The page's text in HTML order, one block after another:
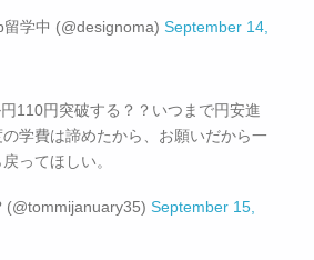
学中 (@designoma) September 14,
110円突破する？？いつまで円安進
学費は諦めたから、お願いだから一
ってほしい。
September 15,